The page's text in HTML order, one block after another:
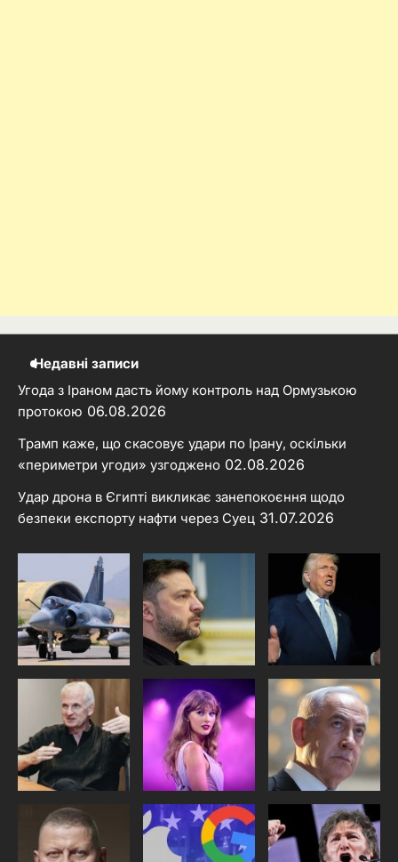
Недавні записи
Угода з Іраном дасть йому контроль над Ормузькою
протокою 06.08.2026
Трамп каже, що скасовує удари по Ірану, оскільки
«периметри угоди» узгоджено 02.08.2026
Удар дрона в Єгипті викликає занепокоєння щодо
безпеки експорту нафти через Суец 31.07.2026